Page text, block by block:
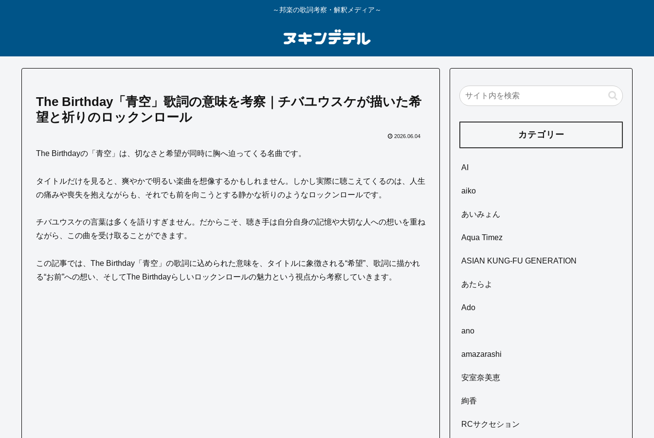
～邦楽の歌詞考察・解釈メディア～
The Birthday「青空」歌詞の意味を考察｜チバユウスケが描いた希
望と祈りのロックンロール
2026.06.04
The Birthdayの「青空」は、切なさと希望が同時に胸へ迫ってくる名曲です。
タイトルだけを見ると、爽やかで明るい楽曲を想像するかもしれません。しかし実際に聴こえてくるのは、人生
の痛みや喪失を抱えながらも、それでも前を向こうとする静かな祈りのようなロックンロールです。
チバユウスケの言葉は多くを語りすぎません。だからこそ、聴き手は自分自身の記憶や大切な人への想いを重ね
ながら、この曲を受け取ることができます。
この記事では、The Birthday「青空」の歌詞に込められた意味を、タイトルに象徴される“希望”、歌詞に描かれ
る“お前”への想い、そしてThe Birthdayらしいロックンロールの魅力という視点から考察していきます。
カテゴリー
AI
aiko
あいみょん
Aqua Timez
ASIAN KUNG-FU GENERATION
あたらよ
Ado
ano
amazarashi
安室奈美恵
絢香
RCサクセション